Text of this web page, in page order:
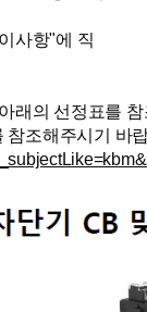
사항"에 직
래의 선정표를
참조해주시기 바